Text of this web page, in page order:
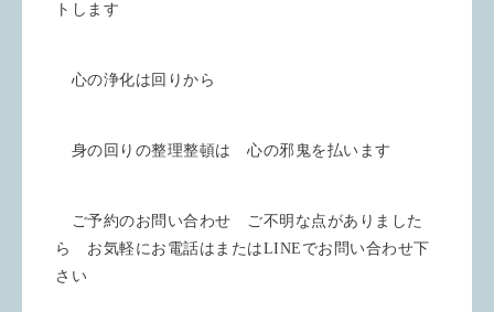
トします
心の浄化は回りから
身の回りの整理整頓は 心の邪鬼を払います
ご予約のお問い合わせ ご不明な点がありました
ら お気軽にお電話はまたはLINEでお問い合わせ下
さい